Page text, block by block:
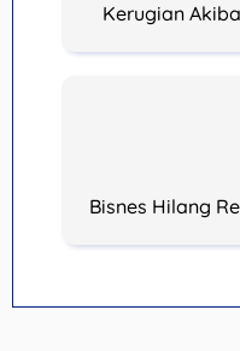
Kerugian
Bisnes Hilang